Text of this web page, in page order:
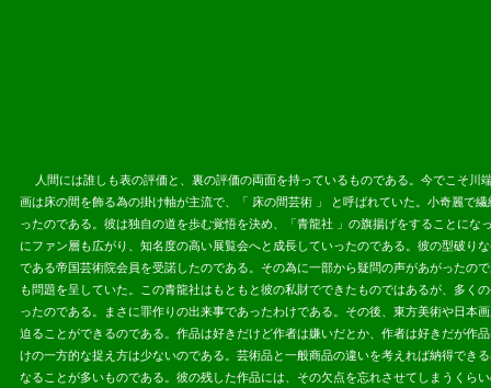
人間には誰しも表の評価と、裏の評価の両面を持っているものである。今でこそ川
画は床の間を飾る為の掛け軸が主流で、「 床の間芸術 」 と呼ばれていた。小奇麗で
ったのである。彼は独自の道を歩む覚悟を決め、「青龍社 」の旗揚げをすることに
にファン層も広がり、知名度の高い展覧会へと成長していったのである。彼の型破
である帝国芸術院会員を受諾したのである。その為に一部から疑問の声があがったの
も問題を呈していた。この青龍社はもともと彼の私財でできたものではあるが、多
ったのである。まさに罪作りの出来事であったわけである。その後、東方美術や日
迫ることができるのである。作品は好きだけど作者は嫌いだとか、作者は好きだが作
けの一方的な捉え方は少ないのである。芸術品と一般商品の違いを考えれば納得でき
なることが多いものである。彼の残した作品には、その欠点を忘れさせてしまうくら